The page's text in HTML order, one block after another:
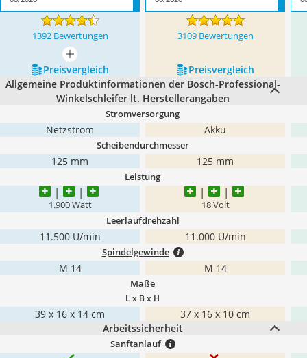
1392 Bewertungen 3109 Bewertungen
mehr anzeigen
Preis­vergleich
Preis­vergleich
Allgemeine Produktinformationen der Bosch-Professional-
Winkelschleifer lt. Herstellerangaben
Stromversorgung
Netzstrom Akku
Scheibendurchmesser
125 mm 125 mm
Leistung
1.900 Watt 18 Volt
Leerlaufdrehzahl
11.500 U/min 11.000 U/min
Spindelgewinde
M 14 M 14
Maße
L x B x H
39 x 16 x 14 cm
37 x 16 x 10 cm
Arbeitssicherheit
Sanftanlauf